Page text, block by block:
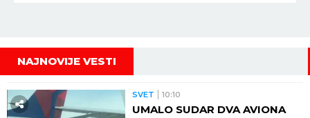
NAJNOVIJE VESTI
SVET 10:10
UMALO SUDAR DVA AVIONA